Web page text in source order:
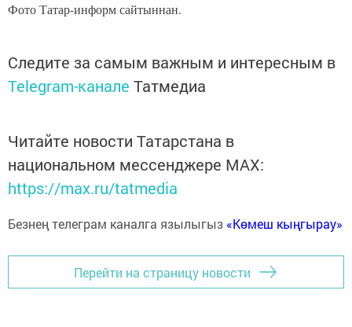
Фото Татар-информ сайтыннан.
Следите за самым важным и интересным в
Telegram-канале Татмедиа
Читайте новости Татарстана в
национальном мессенджере MАХ:
https://max.ru/tatmedia
Безнең телеграм каналга язылыгыз «Көмеш кыңгырау»
Перейти на страницу новости